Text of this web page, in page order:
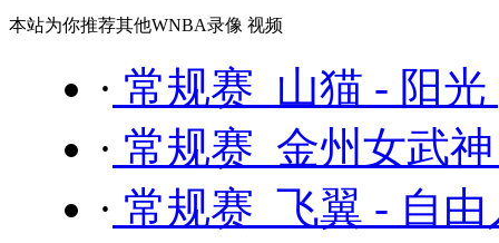
本站为你推荐其他WNBA录像 视频
· 常规赛 山猫 - 阳光
· 常规赛 金州女武
· 常规赛 飞翼 - 自